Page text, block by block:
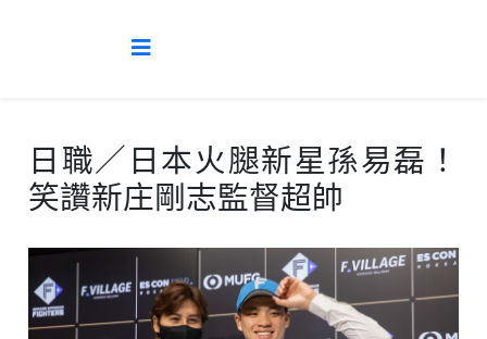
日職／日本火腿新星孫易磊！
笑讚新庄剛志監督超帥